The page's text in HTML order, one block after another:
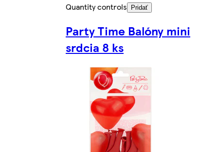
Quantity controls
Pridať
Party Time Balóny mini
srdcia 8 ks